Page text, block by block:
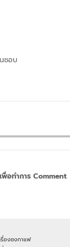
ชอบ
อทำการ Comment
รื่องชงกาแฟ